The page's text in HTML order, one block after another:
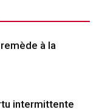
à la
intermittente